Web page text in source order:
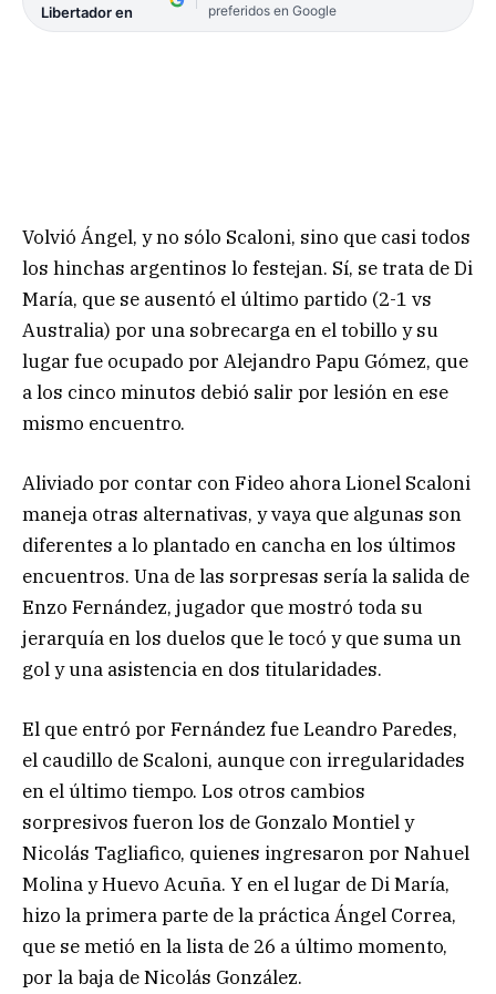
Libertador en
preferidos en Google
Volvió Ángel, y no sólo Scaloni, sino que casi todos
los hinchas argentinos lo festejan. Sí, se trata de Di
María, que se ausentó el último partido (2-1 vs
Australia) por una sobrecarga en el tobillo y su
lugar fue ocupado por Alejandro Papu Gómez, que
a los cinco minutos debió salir por lesión en ese
mismo encuentro.
Aliviado por contar con Fideo ahora Lionel Scaloni
maneja otras alternativas, y vaya que algunas son
diferentes a lo plantado en cancha en los últimos
encuentros. Una de las sorpresas sería la salida de
Enzo Fernández, jugador que mostró toda su
jerarquía en los duelos que le tocó y que suma un
gol y una asistencia en dos titularidades.
El que entró por Fernández fue Leandro Paredes,
el caudillo de Scaloni, aunque con irregularidades
en el último tiempo. Los otros cambios
sorpresivos fueron los de Gonzalo Montiel y
Nicolás Tagliafico, quienes ingresaron por Nahuel
Molina y Huevo Acuña. Y en el lugar de Di María,
hizo la primera parte de la práctica Ángel Correa,
que se metió en la lista de 26 a último momento,
por la baja de Nicolás González.